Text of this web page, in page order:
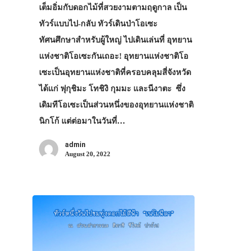
เต็มอิ่มกับดอกไม้ที่สวยงามตามฤดูกาล เป็น
ทัวร์แบบไป-กลับ ทัวร์เดินป่าโอเซะ
ทัศนศึกษาสำหรับผู้ใหญ่ ไปเดินเล่นที่ อุทยาน
แห่งชาติโอเซะกันเถอะ! อุทยานแห่งชาติโอ
เซะเป็นอุทยานแห่งชาติที่ครอบคลุมสี่จังหวัด
ได้แก่ ฟุกุชิมะ โทชิงิ กุมมะ และนีงาตะ ซึ่ง
เดิมทีโอเซะเป็นส่วนหนึ่งของอุทยานแห่งชาติ
นิกโก้ แต่ต่อมาในวันที่…
admin
August 20, 2022